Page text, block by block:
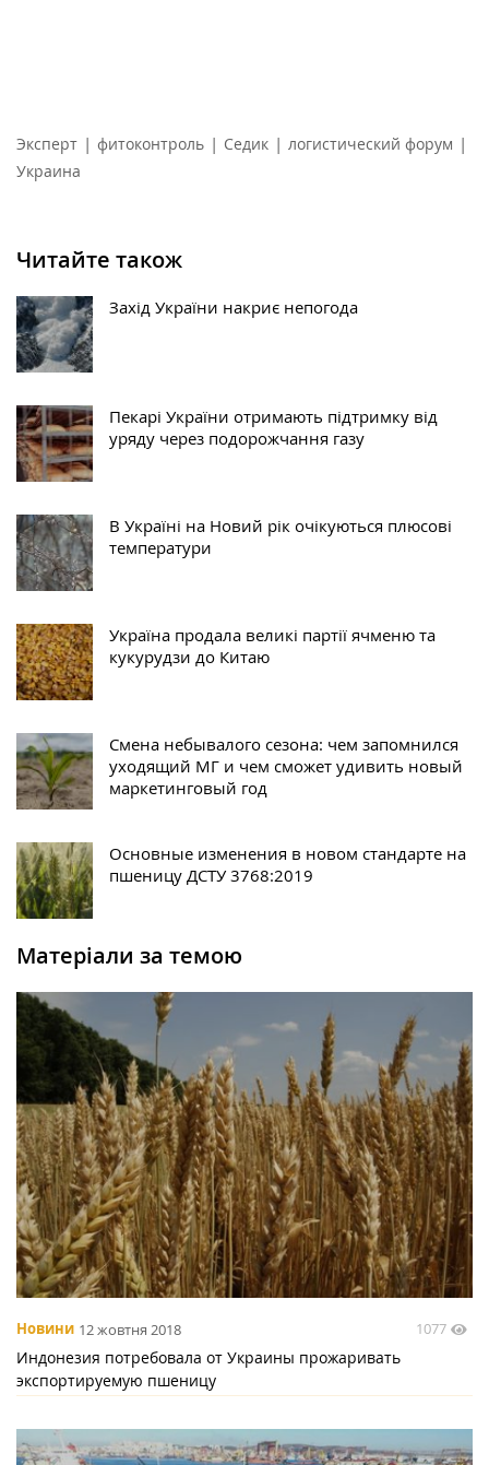
Эксперт | фитоконтроль | Седик | логистический форум |
Украина
Читайте також
Захід України накриє непогода
Пекарі України отримають підтримку від
уряду через подорожчання газу
В Україні на Новий рік очікуються плюсові
температури
Україна продала великі партії ячменю та
кукурудзи до Китаю
Смена небывалого сезона: чем запомнился
уходящий МГ и чем сможет удивить новый
маркетинговый год
Основные изменения в новом стандарте на
пшеницу ДСТУ 3768:2019
Матеріали за темою
Новини 12 жовтня 2018 1077
Индонезия потребовала от Украины прожаривать
экспортируемую пшеницу